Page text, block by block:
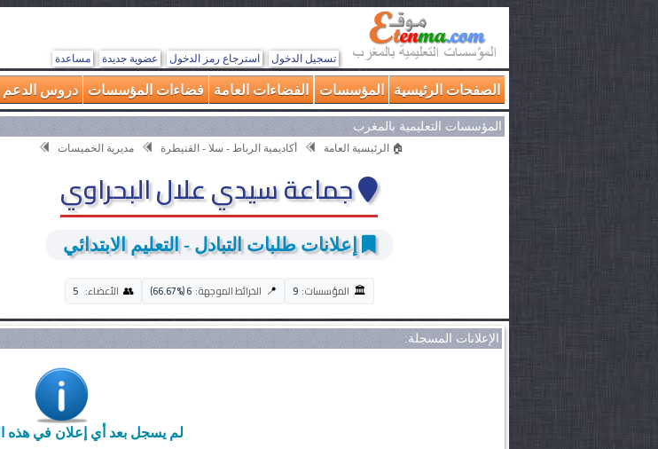
تسجيل الدخول استرجاع رمز الدخول عضوية جديدة مساعدة
الصفحات الرئيسية المؤسسات الفضاءات العامة فضاءات المؤسسات دروس الدعم
المؤسسات التعليمية بالمغرب
🏠 الرئيسية العامة أكاديمية الرباط - سلا - القنيطرة مديرية الخميسات
جماعة سيدي علال البحراوي
إعلانات طلبات التبادل - التعليم الابتدائي
🏛️ المؤسسات: 9
📍 الخرائط الموجهة: 6 (66.67%)
👥 الأعضاء: 5
الإعلانات المسجلة:
لم يسجل بعد أي إعلان في هذه